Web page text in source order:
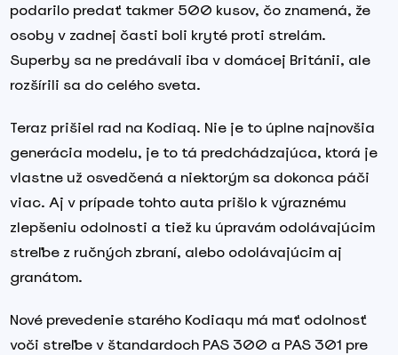
podarilo predať takmer 500 kusov, čo znamená, že
osoby v zadnej časti boli kryté proti strelám.
Superby sa ne predávali iba v domácej Británii, ale
rozšírili sa do celého sveta.
Teraz prišiel rad na Kodiaq. Nie je to úplne najnovšia
generácia modelu, je to tá predchádzajúca, ktorá je
vlastne už osvedčená a niektorým sa dokonca páči
viac. Aj v prípade tohto auta prišlo k výraznému
zlepšeniu odolnosti a tiež ku úpravám odolávajúcim
streľbe z ručných zbraní, alebo odolávajúcim aj
granátom.
Nové prevedenie starého Kodiaqu má mať odolnosť
voči streľbe v štandardoch PAS 300 a PAS 301 pre